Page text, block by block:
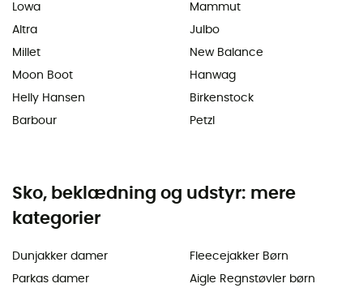
Lowa
Altra
Millet
Moon Boot
Helly Hansen
Barbour
Mammut
Julbo
New Balance
Hanwag
Birkenstock
Petzl
Sko, beklædning og udstyr: mere
kategorier
Dunjakker damer
Parkas damer
Fleecejakker Børn
Aigle Regnstøvler børn